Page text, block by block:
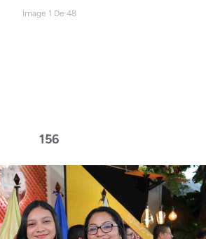
Image 1 De 48
156